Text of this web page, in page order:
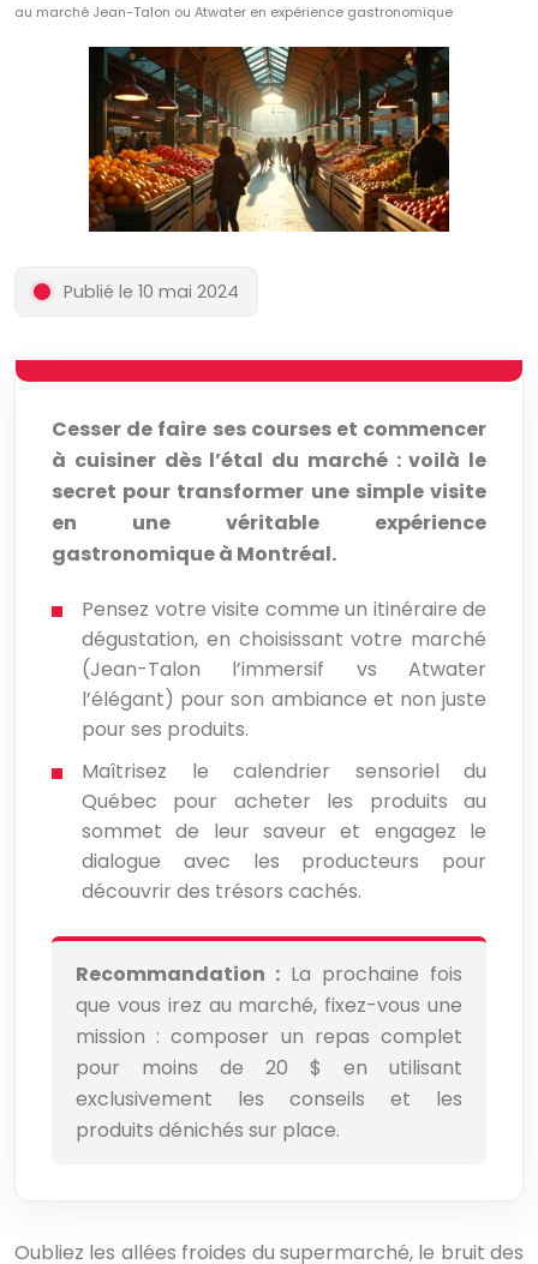
au marché Jean-Talon ou Atwater en expérience gastronomique
Publié le 10 mai 2024
Cesser de faire ses courses et commencer
à cuisiner dès l’étal du marché : voilà le
secret pour transformer une simple visite
en une véritable expérience
gastronomique à Montréal.
Pensez votre visite comme un itinéraire de
dégustation, en choisissant votre marché
(Jean-Talon l’immersif vs Atwater
l’élégant) pour son ambiance et non juste
pour ses produits.
Maîtrisez le calendrier sensoriel du
Québec pour acheter les produits au
sommet de leur saveur et engagez le
dialogue avec les producteurs pour
découvrir des trésors cachés.
Recommandation : La prochaine fois
que vous irez au marché, fixez-vous une
mission : composer un repas complet
pour moins de 20 $ en utilisant
exclusivement les conseils et les
produits dénichés sur place.
Oubliez les allées froides du supermarché, le bruit des